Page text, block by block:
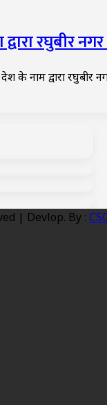
रघुबीर
के नाम द्वारा
| Devlop. By :